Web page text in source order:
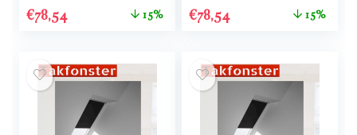
€78,54 15% €78,54 15%